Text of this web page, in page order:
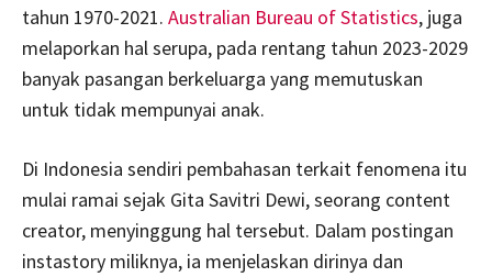
tahun 1970-2021. Australian Bureau of Statistics, juga
melaporkan hal serupa, pada rentang tahun 2023-2029
banyak pasangan berkeluarga yang memutuskan
untuk tidak mempunyai anak.
Di Indonesia sendiri pembahasan terkait fenomena itu
mulai ramai sejak Gita Savitri Dewi, seorang content
creator, menyinggung hal tersebut. Dalam postingan
instastory miliknya, ia menjelaskan dirinya dan